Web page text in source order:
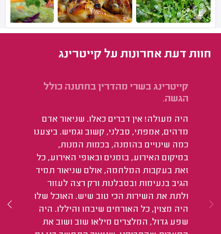
חוות דעת אחרונות על קייטרינג
קייטרינג בשרי מהדרין בחתונה כולל
הגשה.
היה מעולה! אין דברים כאלו. שניאור אדם
מדהים, אמפתי, סבלני, קשוב וגמיש. ביצענו
כמה שינויים בהזמנה, בכמות המנות,
במיקום האירוע, בזמנים ובאופי האירוע, כל
זאת בעקבות המלחמה, אולם שניאור תמיד
הגיב בנעימות ובסבלנות ורק רצה לעזור
ולתת את השירות הכי טוב שיש. האוכל שלו
היה מצוין, כל האורחים שיבחו והיללו. היה
שפע גדול, המלצרים מילאו שוב ושוב את